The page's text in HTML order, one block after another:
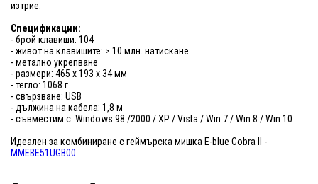
изтрие.
Спецификации:
- брой клавиши: 104
- живот на клавишите: > 10 млн. натискане
- метално укрепване
- размери: 465 x 193 x 34 мм
- тегло: 1068 г
- свързване: USB
- дължина на кабела: 1,8 м
- съвместим с: Windows 98 /2000 / XP / Vista / Win 7 / Win 8 / Win 10
Идеален за комбиниране с геймърска мишка E-blue Cobra II -
MMEBE51UGB00